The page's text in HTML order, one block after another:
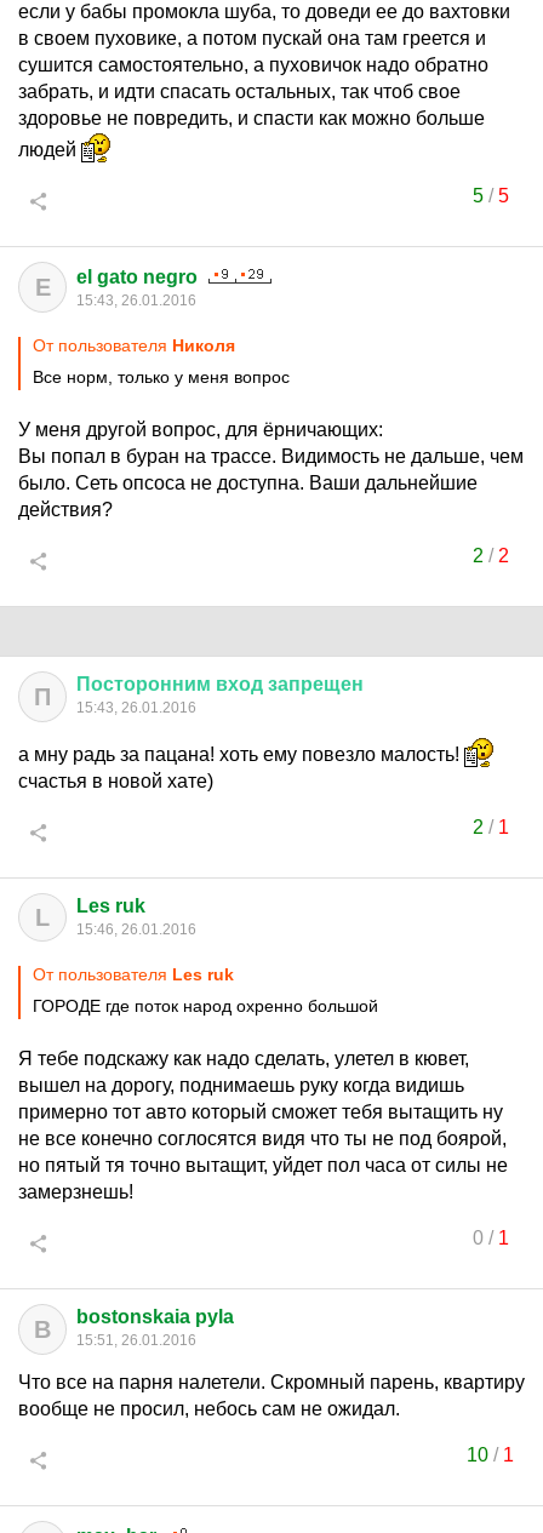
если у бабы промокла шуба, то доведи ее до вахтовки
в своем пуховике, а потом пускай она там греется и
сушится самостоятельно, а пуховичок надо обратно
забрать, и идти спасать остальных, так чтоб свое
здоровье не повредить, и спасти как можно больше
людей
5/5
E el gato negro
15:43, 26.01.2016
От пользователя Hиколя
Все норм, только у меня вопрос
У меня другой вопрос, для ёрничающих:
Вы попал в буран на трассе. Видимость не дальше, чем
было. Сеть опсоса не доступна. Ваши дальнейшие
действия?
2 / 2
П Посторонним вход запрещен
15:43, 26.01.2016
а мну радь за пацана! хоть ему повезло малость!
счастья в новой хате)
2 / 1
L Les ruk
15:46, 26.01.2016
От пользователя Les ruk
ГОРОДЕ где поток народ охренно большой
Я тебе подскажу как надо сделать, улетел в кювет,
вышел на дорогу, поднимаешь руку когда видишь
примерно тот авто который сможет тебя вытащить ну
не все конечно соглосятся видя что ты не под боярой,
но пятый тя точно вытащит, уйдет пол часа от силы не
замерзнешь!
0/ 1
B bostonskaia pyla
15:51, 26.01.2016
Что все на парня налетели. Скромный парень, квартиру
вообще не просил, небось сам не ожидал.
10 / 1